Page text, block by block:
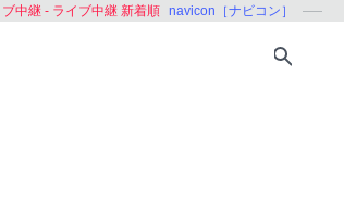
ブ中継 - ライブ中継 新着順 navicon［ナビコン］